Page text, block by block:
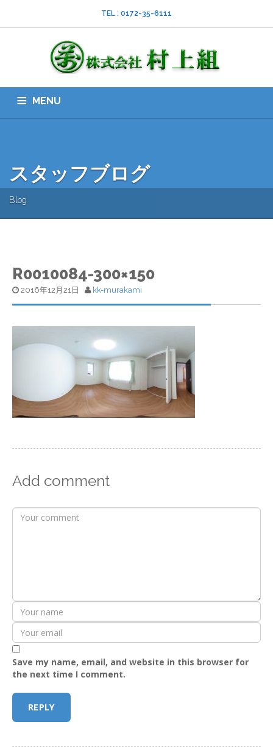
TEL : 0172-35-6111
MENU
スタッフブログ
Blog
R0010084-300×150
2016年12月21日 kk-murakami
Add comment
Save my name, email, and website in this browser for
the next time I comment.